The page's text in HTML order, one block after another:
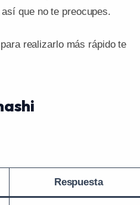
que no te preocupes.
realizarlo más rápido te
Respuesta